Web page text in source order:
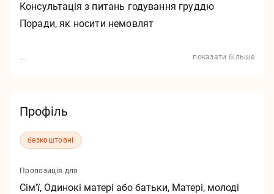
v1.0.0
Консультація з питань годування груддю
Поради, як носити немовлят
... показати більше
Профіль
безкоштовні
Пропозиція для
Сім'ї, Одинокі матері або батьки, Матері, молоді